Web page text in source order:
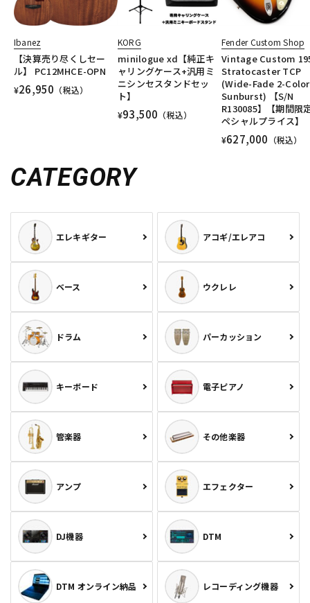
Ibanez
【決算売り尽くしセー
ル】 PC12MHCE-OPN
¥26,950 （税込）
KORG
minilogue xd【純正キ
ャリングケース+汎用ミ
ニシンセスタンドセッ
ト】
¥93,500 （税込）
Fender Custom Shop
Vintage Custom
Stratocaster TCP
(Wide-Fade 2-Color
Sunburst) 【S/N
R130085】【期間限
ペシャルプライス】
¥627,000 （税込）
CATEGORY
エレキギター アコギ/エレアコ
ベース ウクレレ
ドラム パーカッション
キーボード 電子ピアノ
管楽器 その他楽器
アンプ エフェクター
DJ機器 DTM
DTM オンライン納品 レコーディング機器